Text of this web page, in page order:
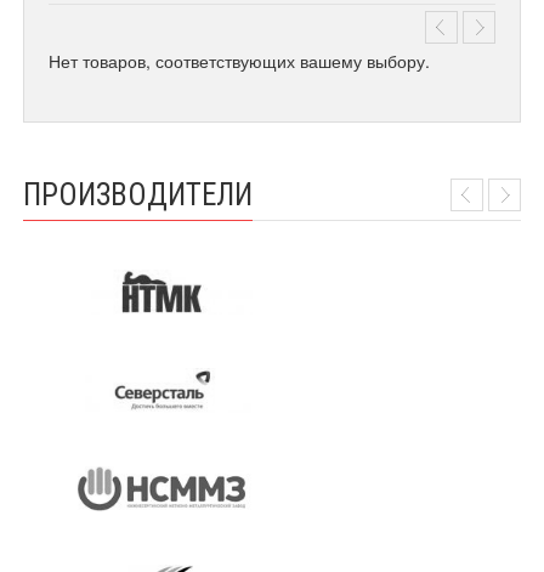
Нет товаров, соответствующих вашему выбору.
ПРОИЗВОДИТЕЛИ